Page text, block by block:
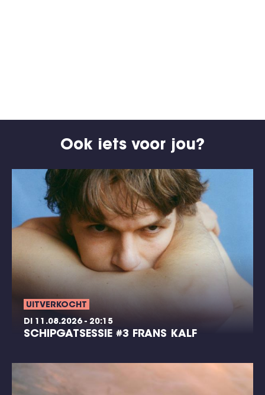
Ook iets voor jou?
UITVERKOCHT
DI 11.08.2026 - 20:15
SCHIPGATSESSIE #3 FRANS KALF